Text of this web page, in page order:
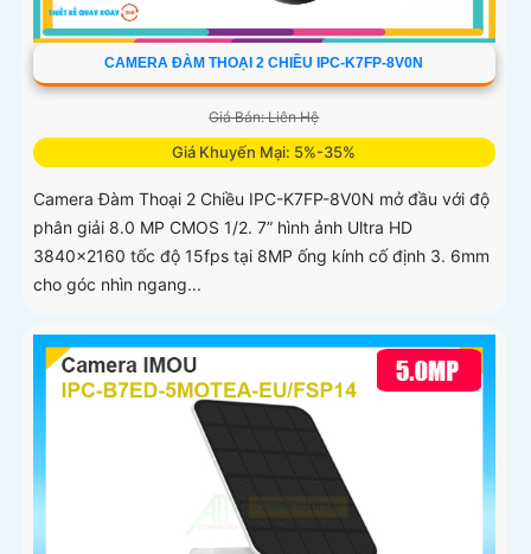
CAMERA ĐÀM THOẠI 2 CHIỀU IPC-K7FP-8V0N
Giá Bán: Liên Hệ
Giá Khuyến Mại: 5%-35%
Camera Đàm Thoại 2 Chiều IPC-K7FP-8V0N mở đầu với độ
phân giải 8.0 MP CMOS 1/2. 7” hình ảnh Ultra HD
3840×2160 tốc độ 15fps tại 8MP ống kính cố định 3. 6mm
cho góc nhìn ngang...